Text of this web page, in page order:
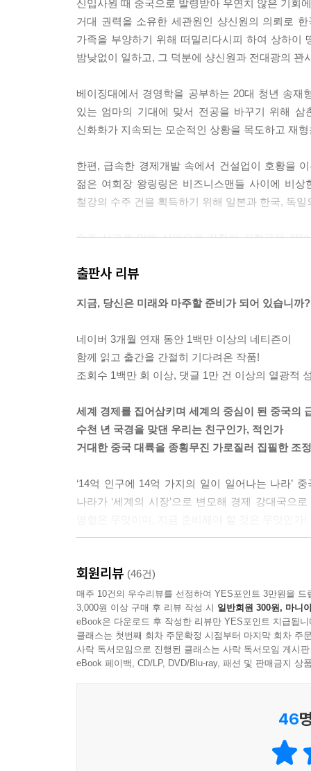
의 수출입 업무를 언제나 수월하게 풀어주었고,
---「내 인생의 주인은 나」 중에서
“1977년 생, 중국 이름 왕링링, 미국 이름 소피
어서 맞춰보라는 듯 이토 히데오는 도요토미 아라
“히야 이것 봐라.” 구미 돋는다는 듯 도요토미 아
이었다.
여지껏 말이 없던 이시하라 시로가 뚱하니 말했다.
“이거야말로 의혹투성이의 문제녀 아닌가. 동 하
진 것은 또 뭐고, 2004년에 중국 진출이면 10년도
---「정글법칙, 약육강식」 중에서
“나도 재형 씨가 그 문제 이상하게 생각하리라
건 정확한 말이 아니고 그분을 신으로 받들어도
듯 누구에겐가 빌고 싶을 때가 있잖아. 그런 때 떠
“왜 마오 주석이지? 예수는 중국과는 좀 거리가
이 많고 많잖아.”
“많지. 많지만 그 대상들은 너무 머나먼 세월 저
“그분이 인간인 것을 뻔히 알면서도?”
송재형이 안타까운 표정을 지었다.
인가. 종이쪽에 그림을 그렸을 뿐인 돈이라는 허
주의―돈을 신으로 모신 이념이다. 그건 솔직담
이 가지려고 총소리 나지 않게 벌이는 전쟁의 최
인가……. 그 물음 앞에서 자꾸만 커지는 것이 회
어다닌 상사원들의 삶이란 결국 하잘것없는 퇴직
0고개 넘기면서부터 얼음 덮인 비탈길에서 미끄
신입사원 때 중국으로 발령받아 우연치 않은 기회
거대 권력을 소유한 세관원인 샹신원의 의뢰로
가족을 부양하기 위해 떠밀리다시피 하여 상하이
밤낮없이 일하고, 그 덕분에 샹신원과 전대광의 꽌
베이징대에서 경영학을 공부하는 20대 청년 송
있는 엄마의 기대에 맞서 전공을 바꾸기 위해 삼
신화화가 지속되는 모순적인 상황을 목도하고 재
한편, 급속한 경제개발 속에서 건설업이 호황을
젊은 여회장 왕링링은 비즈니스맨들 사이에 비
철강의 수주 건을 획득하기 위해 일본과 한국, 독
수주 사고로 인해 시안으로 좌천된 김현곤은 전
인건비를 이용해 유럽시장에 명품 액세서리와 장
출판사 리뷰
지금, 당신은 미래와 마주할 준비가 되어 있습니까?
네이버 3개월 연재 동안 1백만 이상의 네티즌이
함께 읽고 출간을 간절히 기다려온 작품!
조회수 1백만 회 이상, 댓글 1만 건 이상의 열광적
세계 경제를 집어삼키며 세계의 중심이 된 중국의
수천 년 국경을 맞댄 우리는 친구인가, 적인가
거대한 중국 대륙을 종횡무진 가로질러 집필한 조
‘14억 인구에 14억 가지의 일이 일어나는 나라’
나라가 ‘세계의 시장’으로 변모해 경제 강대국으
작가가 신작 장편소설 『정글만리』와 함께 다시
작가적 고민이 중국을 비롯한 세계 경제에 대한
구성되어 총 3,615매의 전 3권으로 완결되었다.
건재한 모습을 보고 중국을 무대로 소설을 써봐야
작가는 세계 경제의 중심이 되어 G2로 발돋움
이와 더불어 급속한 개발이 빚어낸 공해 문제,
거대 비즈니스를 둘러싸고 경쟁하는 한국 대 일
회원리뷰 (46건)
매주 10건의 우수리뷰를 선정하여 YES포인트 3만원을 드
3,000원 이상 구매 후 리뷰 작성 시 일반회원 300원, 마니
eBook은 다운로드 후 작성한 리뷰만 YES포인트 지급됩니
클래스는 첫번째 회차 주문확정 시점부터 마지막 회차 주
사락 독서모임으로 진행된 클래스는 사락 독서모임 게시
eBook 페이백, CD/LP, DVD/Blu-ray, 패션 및 판매금지 상
46